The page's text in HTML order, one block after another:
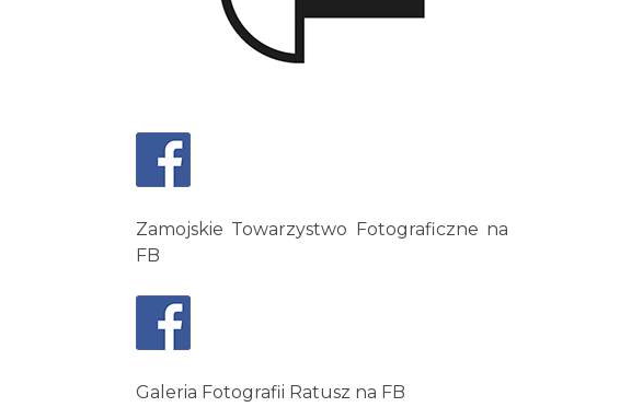
Zamojskie Towarzystwo Fotograficzne na
FB
Galeria Fotografii Ratusz na FB